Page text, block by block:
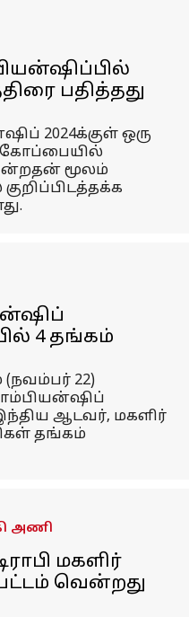
பதித்தது
2024க்குள் ஒரு
கோப்பையில்
மூலம்
4 தங்கம்
22)
ஆடவர், மகளிர்
தங்கம்
அணி
மகளிர்
வென்றது